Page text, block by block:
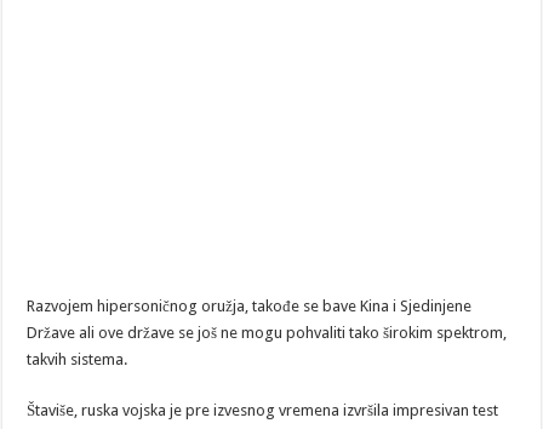
Razvojem hipersoničnog oružja, takođe se bave Kina i Sjedinjene
Države ali ove države se još ne mogu pohvaliti tako širokim spektrom,
takvih sistema.
Štaviše, ruska vojska je pre izvesnog vremena izvršila impresivan test